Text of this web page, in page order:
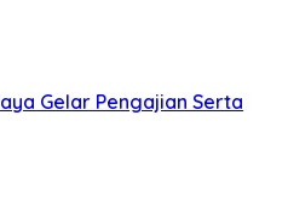
Gelar Pengajian Serta